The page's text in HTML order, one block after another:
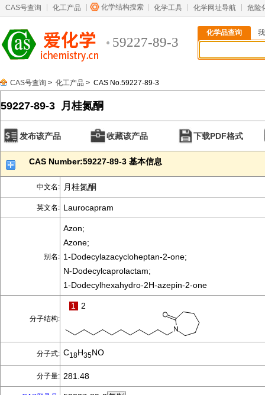
CAS号查询 化工产品 化学结构搜索 化学工具 化学网址导航 危险
59227-89-3
化学品查询
CAS号查询 > 化工产品 > CAS No.59227-89-3
59227-89-3 月桂氮酮
发布该产品 收藏该产品 下载PDF格式
CAS Number:59227-89-3 基本信息
中文名: 月桂氮酮
英文名: Laurocapram
别名:
Azon;
Azone;
1-Dodecylazacycloheptan-2-one;
N-Dodecylcaprolactam;
1-Dodecylhexahydro-2H-azepin-2-one
分子结构:
1 2
分子式: C18H35NO
分子量: 281.48